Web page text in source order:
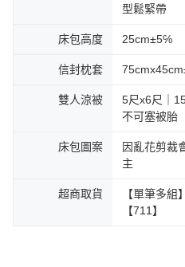
型鬆緊帶
床包高度 25cm±5℅
信封枕套
雙人涼被
5尺x6尺｜
不可塞被胎
床包圖案
因亂花剪裁
主
超商取貨
【單筆多組
【711】